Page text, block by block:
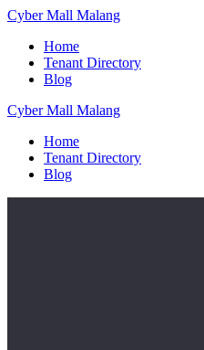
Skip
content
CyberMall Malang
Home
Tenant Directory
Blog
CyberMall Malang
Home
Tenant Directory
Blog